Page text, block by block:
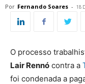
Por Fernando Soares - 18
O processo
Lair Rennó contra a
foi condenada a